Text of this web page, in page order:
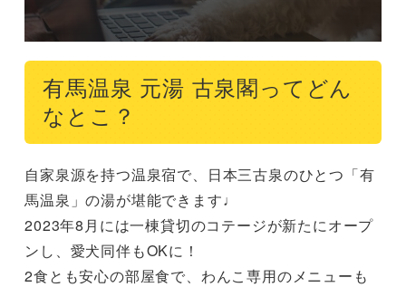
有馬温泉 元湯 古泉閣ってどん
なとこ？
自家泉源を持つ温泉宿で、日本三古泉のひとつ「有
馬温泉」の湯が堪能できます♩
2023年8月には一棟貸切のコテージが新たにオープ
ンし、愛犬同伴もOKに！
2食とも安心の部屋食で、わんこ専用のメニューも